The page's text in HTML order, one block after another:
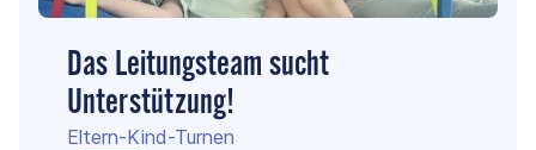
Das Leitungsteam sucht
Unterstützung!
Eltern-Kind-Turnen